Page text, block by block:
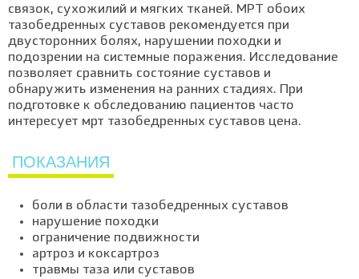
связок, сухожилий и мягких тканей. МРТ обоих
тазобедренных суставов рекомендуется при
двусторонних болях, нарушении походки и
подозрении на системные поражения. Исследование
позволяет сравнить состояние суставов и
обнаружить изменения на ранних стадиях. При
подготовке к обследованию пациентов часто
интересует мрт тазобедренных суставов цена.
ПОКАЗАНИЯ
боли в области тазобедренных суставов
нарушение походки
ограничение подвижности
артроз и коксартроз
травмы таза или суставов